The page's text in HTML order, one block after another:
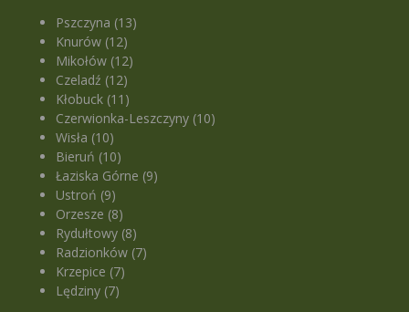
Pszczyna (13)
Knurów (12)
Mikołów (12)
Czeladź (12)
Kłobuck (11)
Czerwionka-Leszczyny (10)
Wisła (10)
Bieruń (10)
Łaziska Górne (9)
Ustroń (9)
Orzesze (8)
Rydułtowy (8)
Radzionków (7)
Krzepice (7)
Lędziny (7)